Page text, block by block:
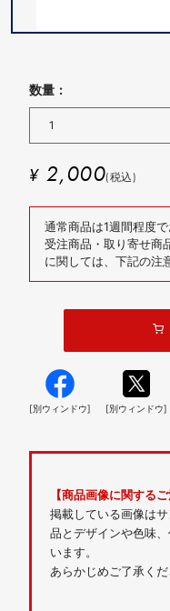
数量 :
¥ 2,000(税込)
通常商品は1週間程度で
受注商品・取り寄せ商
に関しては、下記の注
[別ウィンドウ] [別ウィンドウ]
【商品画像に関するご
掲載している画像は
品とデザインや色味
います。
あらかじめご了承くだ